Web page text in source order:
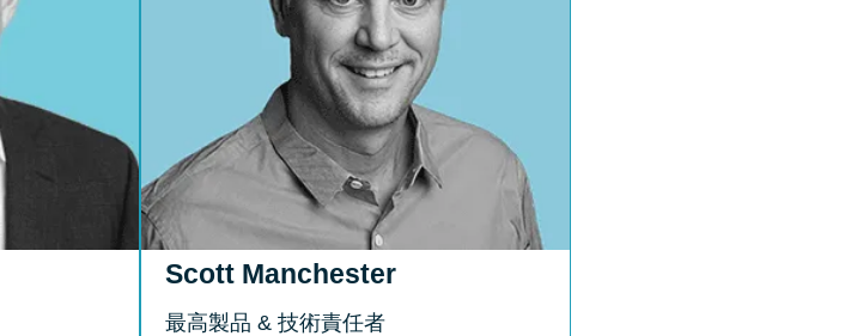
Scott Manchester
最高製品 & 技術責任者